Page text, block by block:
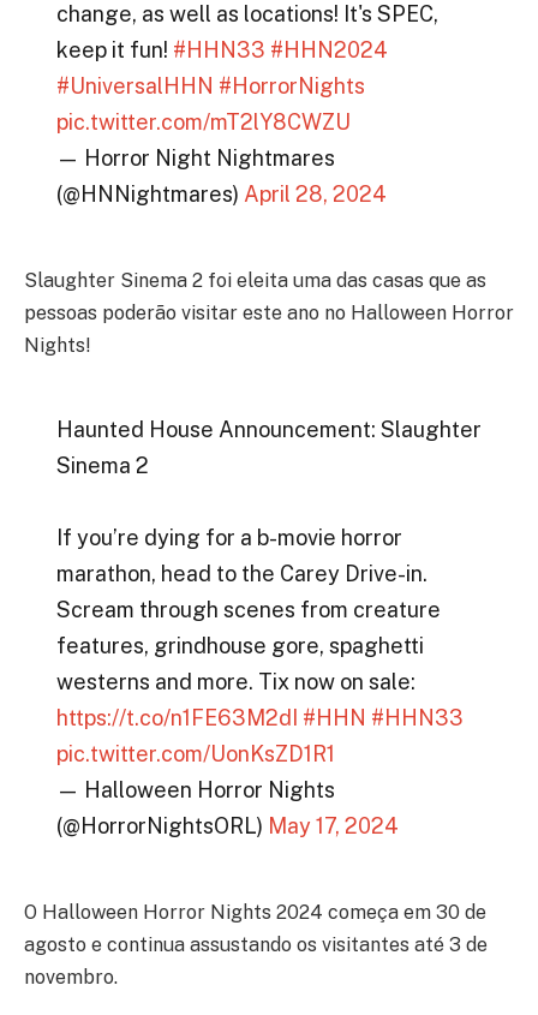
change, as well as locations! It's SPEC,
keep it fun! #HHN33 #HHN2024
#UniversalHHN #HorrorNights
pic.twitter.com/mT2lY8CWZU
— Horror Night Nightmares
(@HNNightmares) April 28, 2024
Slaughter Sinema 2 foi eleita uma das casas que as
pessoas poderão visitar este ano no Halloween Horror
Nights!
Haunted House Announcement: Slaughter
Sinema 2
If you’re dying for a b-movie horror
marathon, head to the Carey Drive-in.
Scream through scenes from creature
features, grindhouse gore, spaghetti
westerns and more. Tix now on sale:
https://t.co/n1FE63M2dI #HHN #HHN33
pic.twitter.com/UonKsZD1R1
— Halloween Horror Nights
(@HorrorNightsORL) May 17, 2024
O Halloween Horror Nights 2024 começa em 30 de
agosto e continua assustando os visitantes até 3 de
novembro.